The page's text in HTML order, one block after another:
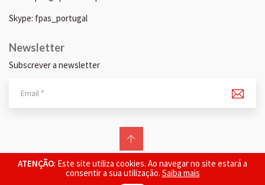
ATENÇÃO: Este site utiliza cookies. Ao navegar no site estará a
consentir a sua utilização. Saiba mais
Skype: fpas_portugal
Newsletter
Subscrever a newsletter
© 2026 FPAS. Todos os direitos reservados.